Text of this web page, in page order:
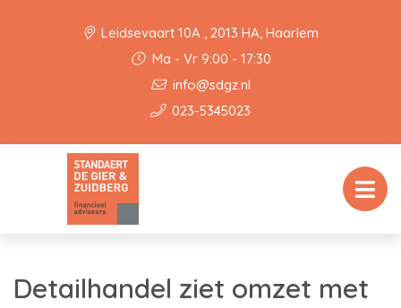
Leidsevaart 10A , 2013 HA, Haarlem
Ma - Vr 9:00 - 17:30
info@sdgz.nl
023-5345023
Detailhandel ziet omzet met